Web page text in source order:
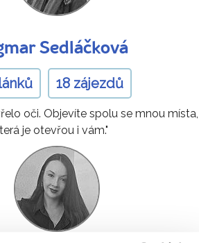
Sedláčková
18 zájezdů
oči. Objevíte spolu se mnou místa,
je otevřou i vám."